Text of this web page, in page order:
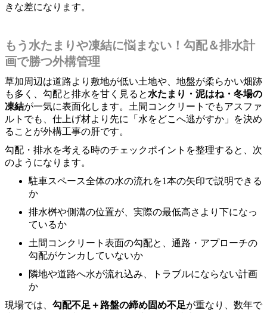
きな差になります。
もう水たまりや凍結に悩まない！勾配＆排水計
画で勝つ外構管理
草加周辺は道路より敷地が低い土地や、地盤が柔らかい畑跡
も多く、勾配と排水を甘く見ると 水たまり・泥はね・冬場の
凍結が一気に表面化します。土間コンクリートでもアスファ
ルトでも、仕上げ材より先に「水をどこへ逃がすか」を決め
ることが外構工事の肝です。
勾配・排水を考える時のチェックポイントを整理すると、次
のようになります。
駐車スペース全体の水の流れを1本の矢印で説明できる
か
排水桝や側溝の位置が、実際の最低高さより下になっ
ているか
土間コンクリート表面の勾配と、通路・アプローチの
勾配がケンカしていないか
隣地や道路へ水が流れ込み、トラブルにならない計画
か
現場では、 勾配不足＋路盤の締め固め不足が重なり、数年で